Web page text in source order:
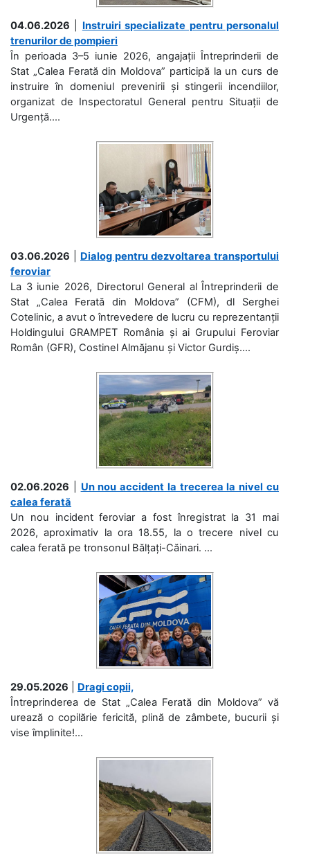
04.06.2026
Instruiri specializate pentru personalul
trenurilor de pompieri
În perioada 3–5 iunie 2026, angajații Întreprinderii de
Stat „Calea Ferată din Moldova” participă la un curs de
instruire în domeniul prevenirii și stingerii incendiilor,
organizat de Inspectoratul General pentru Situații de
Urgență....
03.06.2026
Dialog pentru dezvoltarea transportului
feroviar
La 3 iunie 2026, Directorul General al Întreprinderii de
Stat „Calea Ferată din Moldova” (CFM), dl Serghei
Cotelinic, a avut o întrevedere de lucru cu reprezentanții
Holdingului GRAMPET România și ai Grupului Feroviar
Român (GFR), Costinel Almăjanu și Victor Gurdiș....
02.06.2026
Un nou accident la trecerea la nivel cu
calea ferată
Un nou incident feroviar a fost înregistrat la 31 mai
2026, aproximativ la ora 18.55, la o trecere nivel cu
calea ferată pe tronsonul Bălțați-Căinari. ...
29.05.2026
Dragi copii,
Întreprinderea de Stat „Calea Ferată din Moldova” vă
urează o copilărie fericită, plină de zâmbete, bucurii și
vise împlinite!...